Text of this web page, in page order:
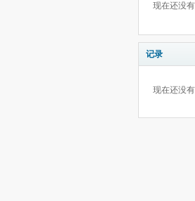
现在还没
记录
现在还没